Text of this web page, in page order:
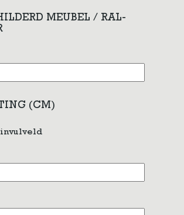
MEUBEL / RAL-
(CM)